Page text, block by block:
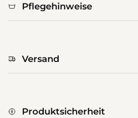
Pflegehinweise
Versand
Produktsicherheit